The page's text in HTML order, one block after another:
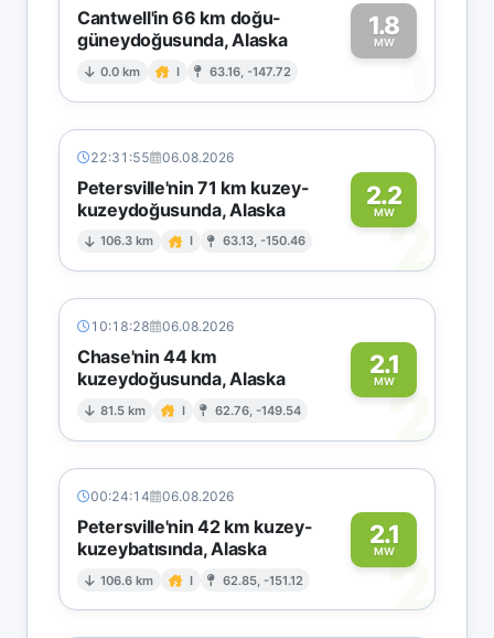
Cantwell'in 66 km doğu-
güneydoğusunda, Alaska
0.0 km I 63.16, -147.72
1.8
MW1
22:31:55 06.08.2026
Petersville'nin 71 km kuzey-
kuzeydoğusunda, Alaska
106.3 km I 63.13, -150.46
2.2
MW2
10:18:28 06.08.2026
Chase'nin 44 km
kuzeydoğusunda, Alaska
81.5 km I 62.76, -149.54
2.1
MW
2
00:24:14 06.08.2026
Petersville'nin 42 km kuzey-
kuzeybatısında, Alaska
106.6 km I 62.85, -151.12
2.1
MW2